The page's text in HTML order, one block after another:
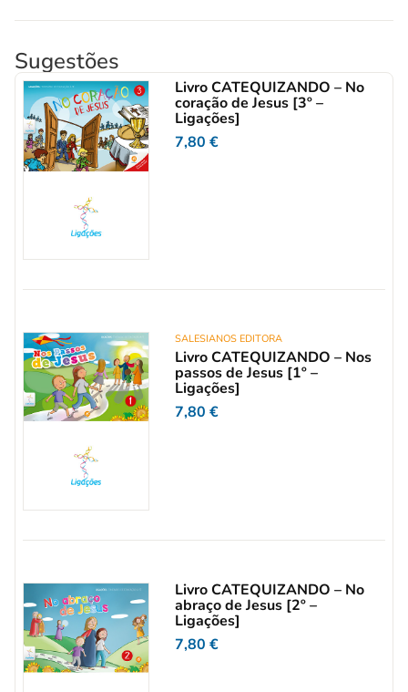
Sugestões
Livro CATEQUIZANDO – No
coração de Jesus [3º –
Ligações]
7,80€
SALESIANOS EDITORA
Livro CATEQUIZANDO – Nos
passos de Jesus [1º –
Ligações]
7,80€
Livro CATEQUIZANDO – No
abraço de Jesus [2º –
Ligações]
7,80€